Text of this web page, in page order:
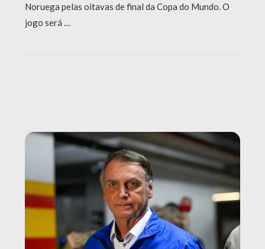
Noruega pelas oitavas de final da Copa do Mundo. O
jogo será …